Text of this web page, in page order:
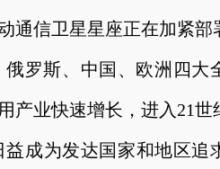
通信卫星星座正在加紧部
罗斯、中国、欧洲四大
产业快速增长，进入21世
成为发达国家和地区追